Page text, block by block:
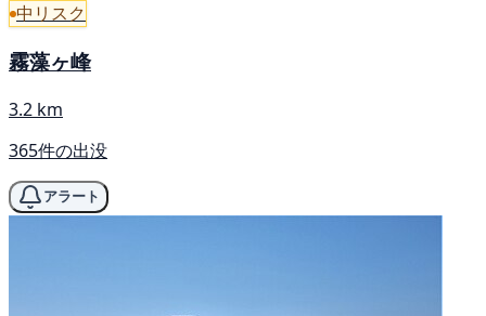
中リスク
霧藻ヶ峰
3.2 km
365件の出没
アラート